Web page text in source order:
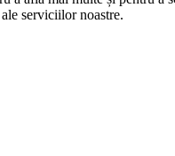
serviciilor noastre.